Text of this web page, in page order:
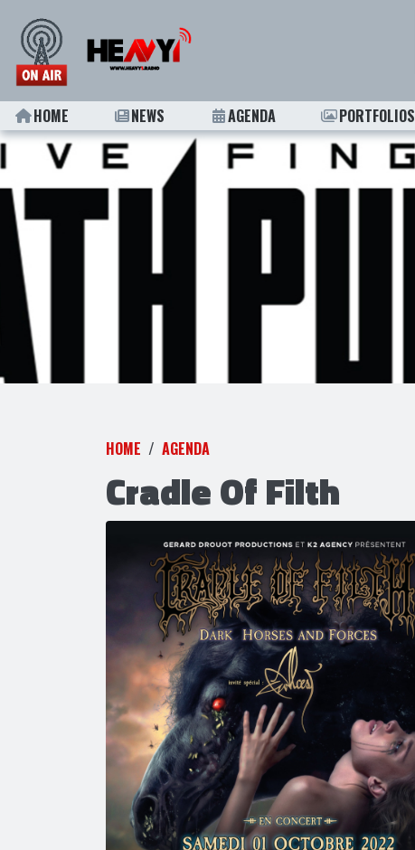
HOME NEWS AGENDA PORTFOLIOS
HOME AGENDA
Cradle Of Filth